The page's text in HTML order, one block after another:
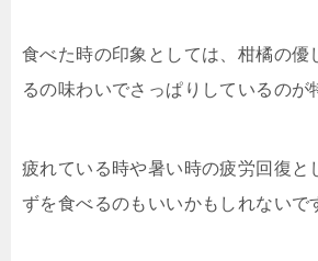
食べた時の印象としては、柑橘の優
るの味わいでさっぱりしているのが
疲れている時や暑い時の疲労回復と
ずを食べるのもいいかもしれないで